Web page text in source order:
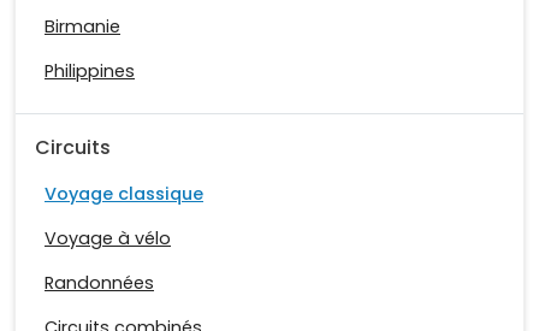
Birmanie
Philippines
Circuits
Voyage classique
Voyage à vélo
Randonnées